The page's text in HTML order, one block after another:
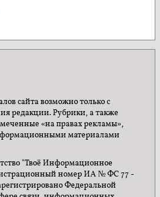
сайта возможно только с
редакции. Рубрики, а также
«на правах рекламы»,
материалами
"Твоё Информационное
номер ИА № ФС 77 -
Федеральной